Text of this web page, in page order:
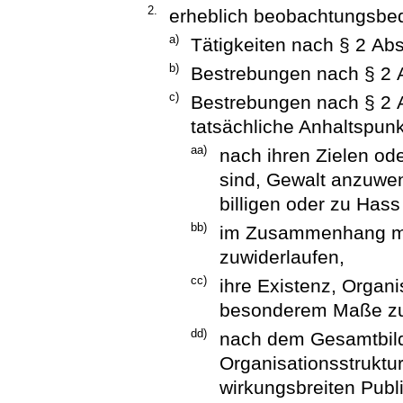
2. erheblich
a) Tätigkeiten nach § 2
b) Bestrebungen nach § 2
c)
Bestrebungen nach § 2
tatsächliche
aa)
nach ihren Zielen
sind, Gewalt
billigen oder zu
bb)
im Zusammenhang
zuwiderlaufen,
cc)
ihre Existenz,
besonderem Maße
dd)
nach dem
wirkungsbreiten